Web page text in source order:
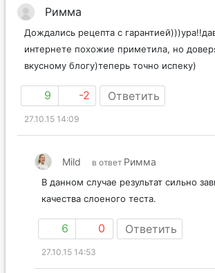
Римма
Дождались рецепта с
интернете похожие приметила, но
вкусному блогу)теперь точно испеку)
9 -2 Ответить
27.10.15 14:09
Mild в ответ Римма
В данном случае результат сильно
качества слоеного теста.
6 0 Ответить
27.10.15 14:53